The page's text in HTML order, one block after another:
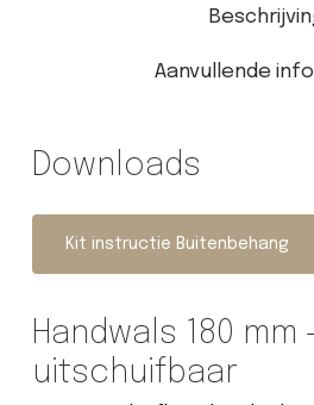
Aanvullende
Downloads
Kit instructie Buitenbehang
Handwals 180 mm
uitschuifbaar